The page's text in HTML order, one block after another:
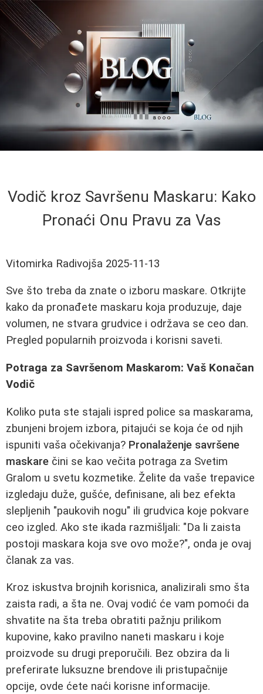
Vodič kroz Savršenu Maskaru: Kako
Pronaći Onu Pravu za Vas
Vitomirka Radivojša 2025-11-13
Sve što treba da znate o izboru maskare. Otkrijte
kako da pronađete maskaru koja produzuje, daje
volumen, ne stvara grudvice i održava se ceo dan.
Pregled popularnih proizvoda i korisni saveti.
Potraga za Savršenom Maskarom: Vaš Konačan
Vodič
Koliko puta ste stajali ispred police sa maskarama,
zbunjeni brojem izbora, pitajući se koja će od njih
ispuniti vaša očekivanja? Pronalaženje savršene
maskare čini se kao večita potraga za Svetim
Gralom u svetu kozmetike. Želite da vaše trepavice
izgledaju duže, gušće, definisane, ali bez efektа
slepljenih "paukovih nogu" ili grudvica koje pokvare
ceo izgled. Ako ste ikada razmišljali: "Da li zaista
postoji maskara koja sve ovo može?", onda je ovaj
članak za vas.
Kroz iskustva brojnih korisnica, analizirali smo šta
zaista radi, a šta ne. Ovaj vodić će vam pomoći da
shvatite na šta treba obratiti pažnju prilikom
kupovine, kako pravilno naneti maskaru i koje
proizvode su drugi preporučili. Bez obzira da li
preferirate luksuzne brendove ili pristupačnije
opcije, ovde ćete naći korisne informacije.